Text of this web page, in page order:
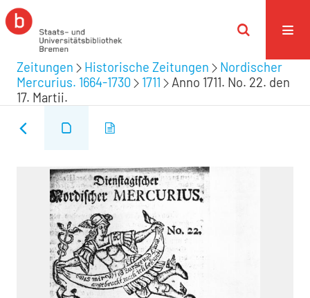
Zeitungen Historische Zeitungen
Nordischer
Mercurius. 1664-1730
1711
Anno 1711. No. 22. den
17. Martii.